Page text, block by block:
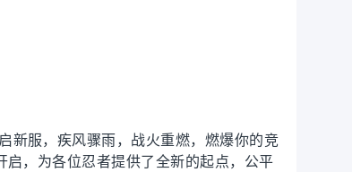
新服，疾风骤雨，战火重燃，燃爆你的竞
，为各位忍者提供了全新的起点，公平